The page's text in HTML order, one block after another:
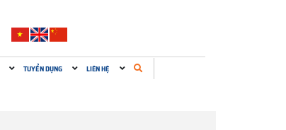
TUYỂN DỤNG LIÊN HỆ